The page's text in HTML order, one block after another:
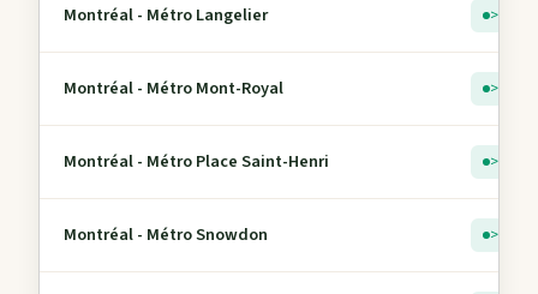
Montréal - Métro Langelier > 5
Montréal - Métro Mont-Royal > 5
Montréal - Métro Place Saint-Henri > 5
Montréal - Métro Snowdon > 5